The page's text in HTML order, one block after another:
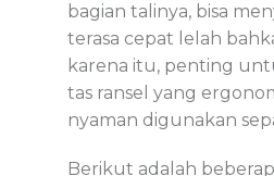
bagian talinya, bisa
terasa cepat lelah
karena itu, penting
tas ransel yang
nyaman digunakan
Berikut adalah